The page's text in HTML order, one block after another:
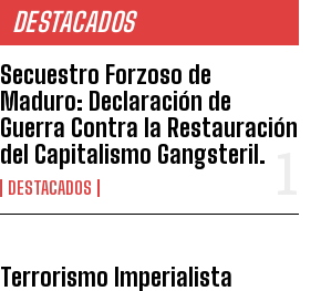
DESTACADOS
Secuestro Forzoso de
Maduro: Declaración de
Guerra Contra la Restauración
del Capitalismo Gangsteril.
DESTACADOS
Terrorismo Imperialista